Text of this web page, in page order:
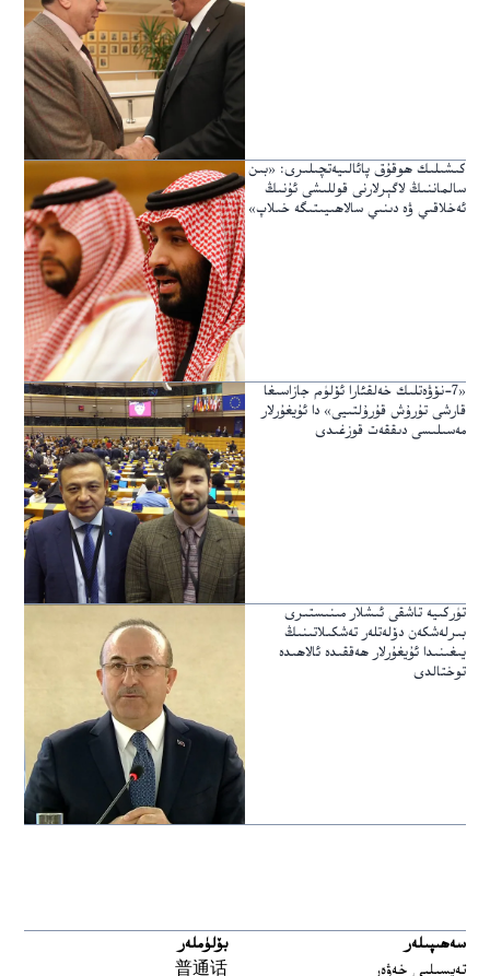
كىشىلىك ھوقۇق پائالىيەتچىلىرى: «بىن
سالماننىڭ لاگېرلارنى قوللىشى ئۇنىڭ
ئەخلاقىي ۋە دىنىي سالاھىيىتىگە خىلاپ»
«7-نۆۋەتلىك خەلقئارا ئۆلۈم جازاسىغا
قارشى تۇرۇش قۇرۇلتىيى» دا ئۇيغۇرلار
مەسىلىسى دىققەت قوزغىدى
تۈركىيە تاشقى ئىشلار مىنىستىرى
بىرلەشكەن دۆلەتلەر تەشكىلاتىنىڭ
يىغىنىدا ئۇيغۇرلار ھەققىدە ئالاھىدە
توختالدى
سەھىپىلەر
تەپسىلىي خەۋەر
بۆلۈملەر
普通话